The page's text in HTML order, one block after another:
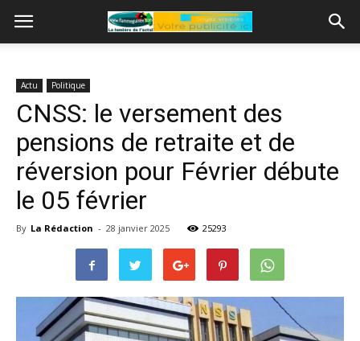
Actu Politique
CNSS: le versement des
pensions de retraite et de
réversion pour Février débute
le 05 février
By La Rédaction - 28 janvier 2025 25293